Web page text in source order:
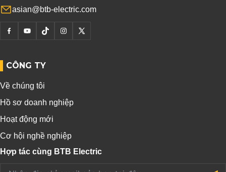
asian@btb-electric.com
CÔNG TY
Về chúng tôi
Hồ sơ doanh nghiệp
Hoạt động mới
Cơ hội nghề nghiệp
Hợp tác cùng BTB Electric